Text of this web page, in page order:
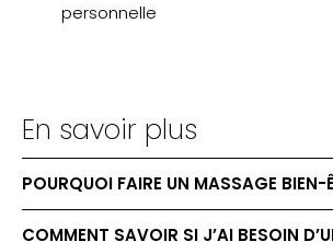
personnelle
En savoir plus
POURQUOI FAIRE UN MASSAGE BIEN-
COMMENT SAVOIR SI J’AI BESOIN